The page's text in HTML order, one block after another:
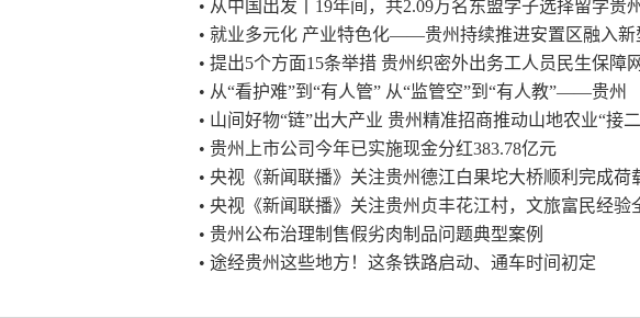
• 从中国出发丨19年间，共2.09万名东盟学子选择留学贵州
• 就业多元化 产业特色化——贵州持续推进安置区融入新
• 提出5个方面15条举措 贵州织密外出务工人员民生保障网
• 从“看护难”到“有人管” 从“监管空”到“有人教”——贵州
• 山间好物“链”出大产业 贵州精准招商推动山地农业“接
• 贵州上市公司今年已实施现金分红383.78亿元
• 央视《新闻联播》关注贵州德江白果坨大桥顺利完成荷
• 央视《新闻联播》关注贵州贞丰花江村，文旅富民经验
• 贵州公布治理制售假劣肉制品问题典型案例
• 途经贵州这些地方！这条铁路启动、通车时间初定